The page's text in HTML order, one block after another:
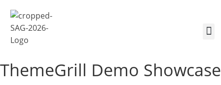
ThemeGrill Demo Showcase